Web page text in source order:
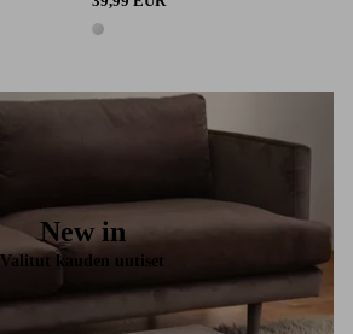
1 väri
New in
Valitut kauden uutiset